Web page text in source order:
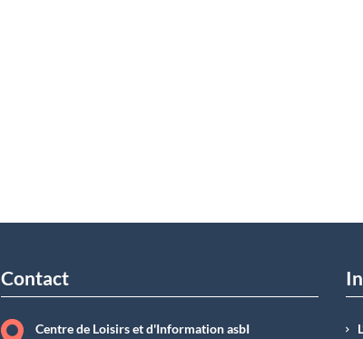
Contact
Centre de Loisirs et d'Information asbI